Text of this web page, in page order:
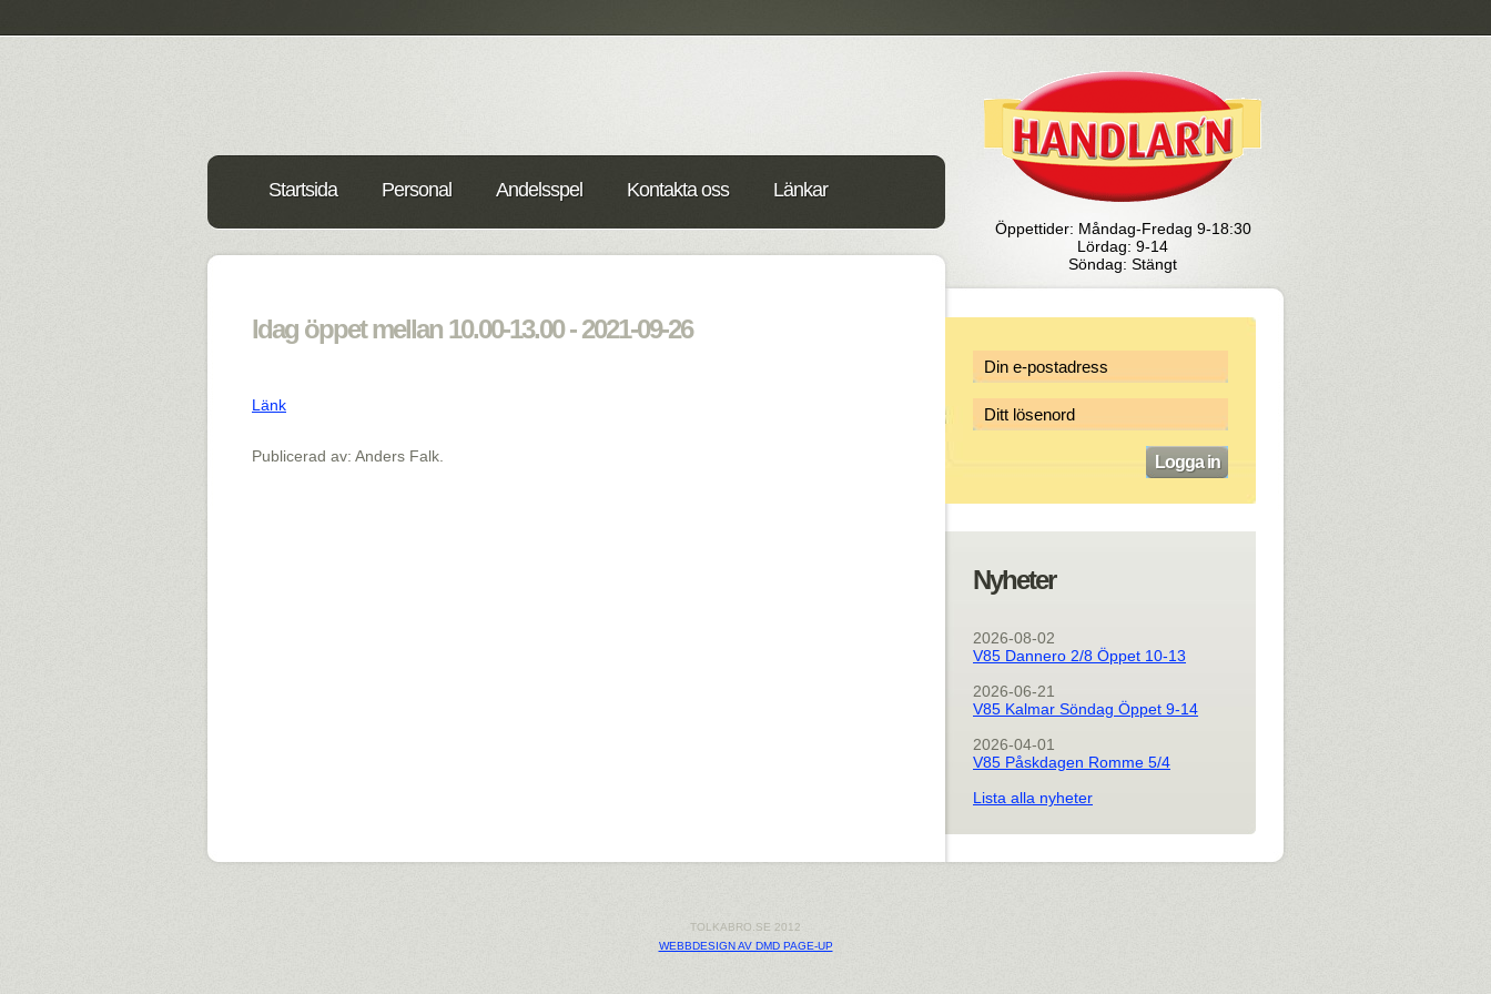
Öppettider: Måndag-Fredag 9-18:30
Lördag: 9-14
Söndag: Stängt
Startsida Personal Andelsspel Kontakta oss Länkar
Idag öppet mellan 10.00-13.00 - 2021-09-26
Länk
Publicerad av: Anders Falk.
Nyheter
2026-08-02
V85 Dannero 2/8 Öppet 10-13
2026-06-21
V85 Kalmar Söndag Öppet 9-14
2026-04-01
V85 Påskdagen Romme 5/4
Lista alla nyheter
TOLKABRO.SE 2012
WEBBDESIGN AV DMD PAGE-UP